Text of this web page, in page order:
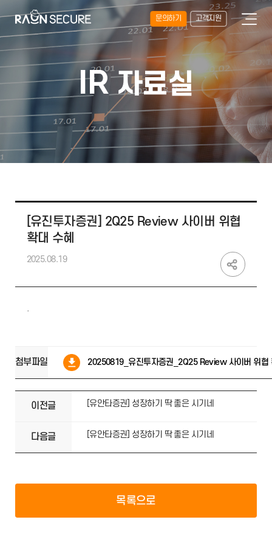
문의하기 고객지원
IR자료실
[유진투자증권] 2Q25 Review 사이버 위협
확대 수혜
2025.08.19
.
첨부파일 20250819_유진투자증권_2Q25 Review 사이버 위협
이전글 [유안타증권] 성장하기 딱 좋은 시기네
다음글 [유안타증권] 성장하기 딱 좋은 시기네
목록으로